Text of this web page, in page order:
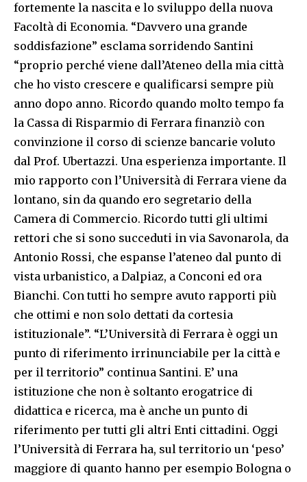
fortemente la nascita e lo sviluppo della nuova
Facoltà di Economia. “Davvero una grande
soddisfazione” esclama sorridendo Santini
“proprio perché viene dall’Ateneo della mia città
che ho visto crescere e qualificarsi sempre più
anno dopo anno. Ricordo quando molto tempo fa
la Cassa di Risparmio di Ferrara finanziò con
convinzione il corso di scienze bancarie voluto
dal Prof. Ubertazzi. Una esperienza importante. Il
mio rapporto con l’Università di Ferrara viene da
lontano, sin da quando ero segretario della
Camera di Commercio. Ricordo tutti gli ultimi
rettori che si sono succeduti in via Savonarola, da
Antonio Rossi, che espanse l’ateneo dal punto di
vista urbanistico, a Dalpiaz, a Conconi ed ora
Bianchi. Con tutti ho sempre avuto rapporti più
che ottimi e non solo dettati da cortesia
istituzionale”. “L’Università di Ferrara è oggi un
punto di riferimento irrinunciabile per la città e
per il territorio” continua Santini. E’ una
istituzione che non è soltanto erogatrice di
didattica e ricerca, ma è anche un punto di
riferimento per tutti gli altri Enti cittadini. Oggi
l’Università di Ferrara ha, sul territorio un ‘peso’
maggiore di quanto hanno per esempio Bologna o